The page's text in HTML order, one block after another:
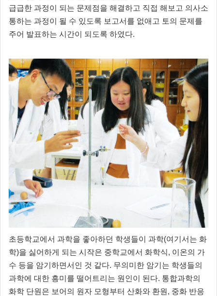
급급한 과정이 되는 문제점을 해결하고 직접 해보고 의사소
통하는 과정이 될 수 있도록 보고서를 없애고 토의 문제를
주어 발표하는 시간이 되도록 하였다.
초등학교에서 과학을 좋아하던 학생들이 과학(여기서는 화
학)을 싫어하게 되는 시작은 중학교에서 화학식, 이온의 가
수 등을 암기하면서인 것 같다. 무의미한 암기는 학생들의
과학에 대한 흥미를 떨어트리는 원인이 된다. 통합과학의
화학 단원은 보어의 원자 모형부터 산화와 환원, 중화 반응